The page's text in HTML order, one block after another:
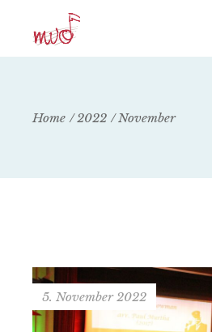
Home 2022 November
5. November 2022